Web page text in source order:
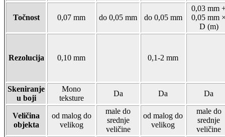
Točnost 0,07 mm do 0,05 mm do 0,05 mm
0,03 mm
0,05 mm
D (m)
Rezolucija 0,10 mm 0,1-2 mm
Skeniranje
u boji
Mono
teksture
Da Da Da
Veličina
objekta
od malog do
velikog
male do
srednje
veličine
od malog do
velikog
male do
srednje
veličine